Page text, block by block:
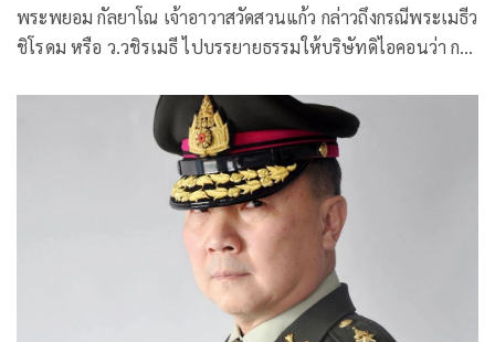
พระพยอม กัลยาโณ เจ้าอาวาสวัดสวนแก้ว กล่าวถึงกรณีพระเมธีว
ชิโรดม หรือ ว.วชิรเมธี ไปบรรยายธรรมให้บริษัทดิไอคอนว่า การ